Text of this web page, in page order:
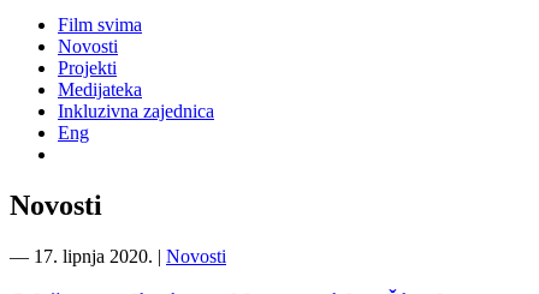
Film svima
Novosti
Projekti
Medijateka
Inkluzivna zajednica
Eng
Novosti
― 17. lipnja 2020. | Novosti